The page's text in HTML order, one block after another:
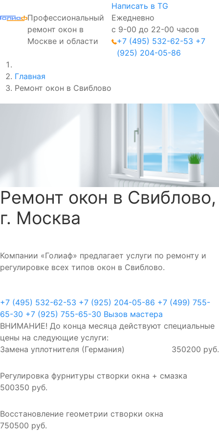
Профессиональный
ремонт окон в
Москве и области
Написать в TG
Ежедневно
с 9-00 до 22-00 часов
+7 (495) 532-62-53 +7
(925) 204-05-86
Главная
Ремонт окон в Свиблово
Ремонт окон в Свиблово,
г. Москва
Компании «Голиаф» предлагает услуги по ремонту и
регулировке всех типов окон в Свиблово.
+7 (495) 532-62-53 +7 (925) 204-05-86 +7 (499) 755-
65-30 +7 (925) 755-65-30 Вызов мастера
ВНИМАНИЕ! До конца месяца действуют специальные
цены на следующие услуги:
Замена уплотнителя (Германия)
350200 руб.
Регулировка фурнитуры створки окна + смазка
500350 руб.
Восстановление геометрии створки окна
750500 руб.